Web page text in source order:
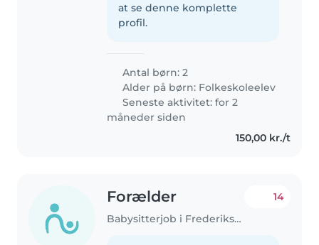
at se denne komplette
profil.
Antal børn: 2
Alder på børn: Folkeskoleelev
Seneste aktivitet: for 2
måneder siden
150,00 kr./t
Forælder
Babysitterjob i Frederiksberg
14